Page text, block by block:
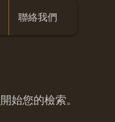
聯絡我們
開始您的檢索。